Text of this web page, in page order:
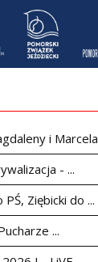
i Marcela
- ...
Ziębicki do ...
...